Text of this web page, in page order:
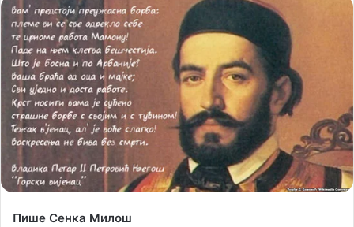
l
o
w
o
n
X
n
d
n
e
m
a
i
Пише Сенка Милош